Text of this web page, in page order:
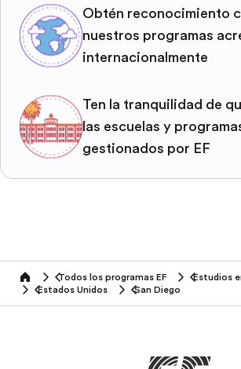
Obtén reconocimiento
nuestros programas
internacionalmente
Ten la tranquilidad de
las escuelas y
gestionados por EF
home Todos los programas EF
Estudios
Estados Unidos
San Diego